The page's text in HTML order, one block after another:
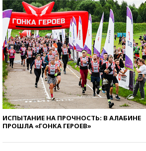
ИСПЫТАНИЕ НА ПРОЧНОСТЬ: В АЛАБИНЕ
ПРОШЛА «ГОНКА ГЕРОЕВ»